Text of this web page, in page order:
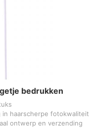
bedrukken
in haarscherpe fotokwaliteit
ontwerp en verzending